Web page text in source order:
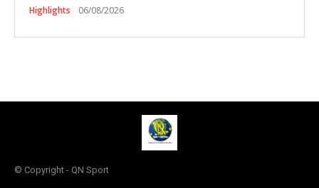
Highlights 06/08/2026
© Copyright - QN Sport